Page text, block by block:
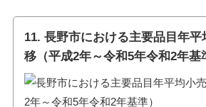
11. 長野市における主要品目年平
移（平成2年～令和5年令和2年基